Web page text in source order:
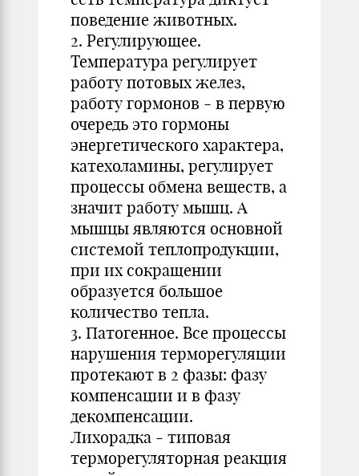
поведение животных.
2. Регулирующее.
Температура регулирует
работу потовых желез,
работу гормонов - в первую
очередь это гормоны
энергетического характера,
катехоламины, регулирует
процессы обмена веществ, а
значит работу мышц. А
мышцы являются основной
системой теплопродукции,
при их сокращении
образуется большое
количество тепла.
3. Патогенное. Все процессы
нарушения терморегуляции
протекают в 2 фазы: фазу
компенсации и в фазу
декомпенсации.
Лихорадка - типовая
терморегуляторная реакция